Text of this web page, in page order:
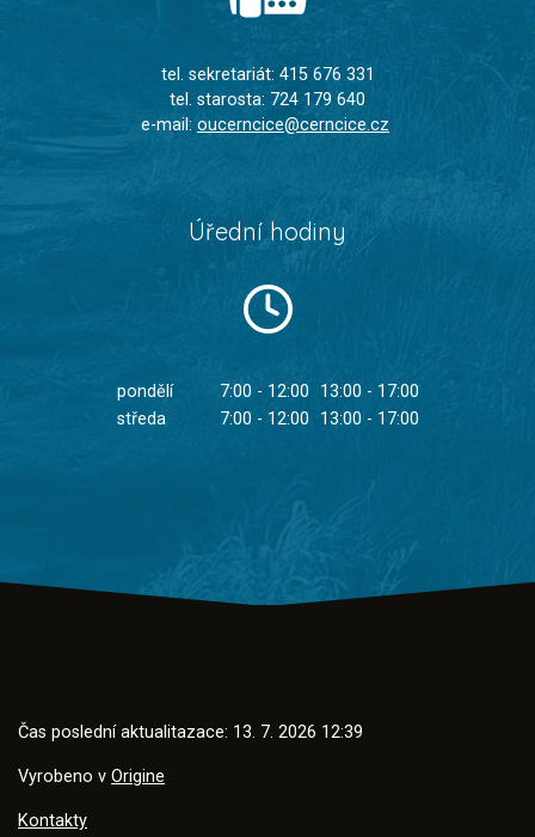
tel. sekretariát: 415 676 331
tel. starosta: 724 179 640
e-mail: oucerncice@cerncice.cz
Úřední hodiny
pondělí 7:00 - 12:00
13:00 - 17:00
středa
7:00 - 12:00 13:00 - 17:00
Čas poslední aktualitazace: 13. 7. 2026 12:39
Vyrobeno v Origine
Kontakty